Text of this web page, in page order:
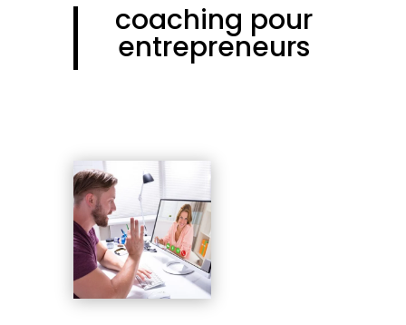
coaching pour
entrepreneurs